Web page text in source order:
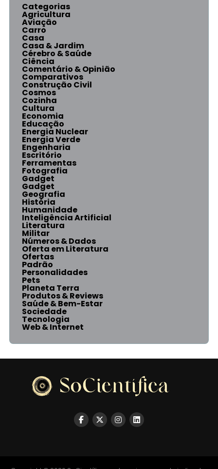
Categorias
Agricultura
Aviação
Carro
Casa
Casa & Jardim
Cérebro & Saúde
Ciência
Comentário & Opinião
Comparativos
Construção Civil
Cosmos
Cozinha
Cultura
Economia
Educação
Energia Nuclear
Energia Verde
Engenharia
Escritório
Ferramentas
Fotografia
Gadget
Gadget
Geografia
História
Humanidade
Inteligência Artificial
Literatura
Militar
Números & Dados
Oferta em Literatura
Ofertas
Padrão
Personalidades
Pets
Planeta Terra
Produtos & Reviews
Saúde & Bem-Estar
Sociedade
Tecnologia
Web & Internet